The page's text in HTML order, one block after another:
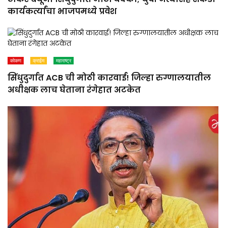
कार्यकर्त्यांचा भाजपमध्ये प्रवेश
कोकण क्राईम महाराष्ट्र
सिंधुदुर्गात ACB ची मोठी कारवाई! जिल्हा रुग्णालयातील
अधीक्षक लाच घेताना रंगेहात अटकेत